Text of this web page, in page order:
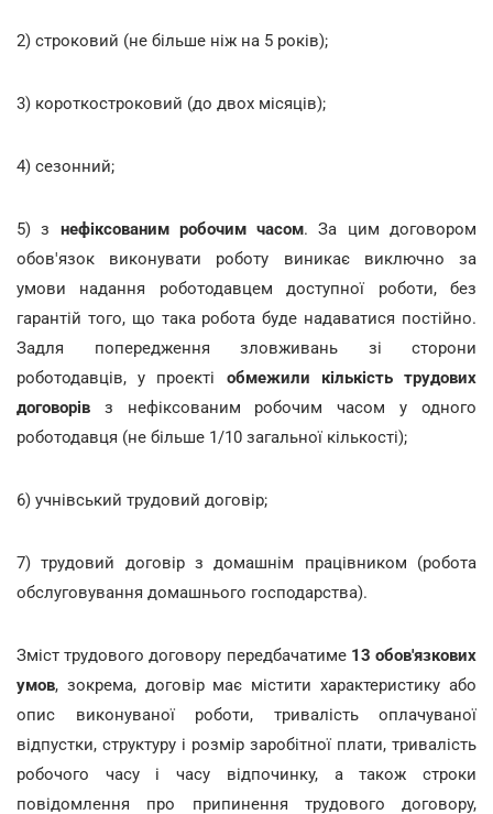
2) строковий (не більше ніж на 5 років);
3) короткостроковий (до двох місяців);
4) сезонний;
5) з нефіксованим робочим часом. За цим договором
обов'язок виконувати роботу виникає виключно за
умови надання роботодавцем доступної роботи, без
гарантій того, що така робота буде надаватися постійно.
Задля попередження зловживань зі сторони
роботодавців, у проекті обмежили кількість трудових
договорів з нефіксованим робочим часом у одного
роботодавця (не більше 1/10 загальної кількості);
6) учнівський трудовий договір;
7) трудовий договір з домашнім працівником (робота
обслуговування домашнього господарства).
Зміст трудового договору передбачатиме 13 обов'язкових
умов, зокрема, договір має містити характеристику або
опис виконуваної роботи, тривалість оплачуваної
відпустки, структуру і розмір заробітної плати, тривалість
робочого часу і часу відпочинку, а також строки
повідомлення про припинення трудового договору,